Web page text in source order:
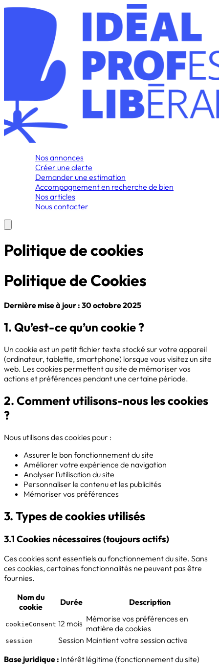
Nos annonces
Créer une alerte
Demander une estimation
Accompagnement en recherche de bien
Nos articles
Nous contacter
Politique de cookies
Politique de Cookies
Dernière mise à jour : 30 octobre 2025
1. Qu’est-ce qu’un cookie ?
Un cookie est un petit fichier texte stocké sur votre appareil
(ordinateur, tablette, smartphone) lorsque vous visitez un site
web. Les cookies permettent au site de mémoriser vos
actions et préférences pendant une certaine période.
2. Comment utilisons-nous les cookies
?
Nous utilisons des cookies pour :
Assurer le bon fonctionnement du site
Améliorer votre expérience de navigation
Analyser l’utilisation du site
Personnaliser le contenu et les publicités
Mémoriser vos préférences
3. Types de cookies utilisés
3.1 Cookies nécessaires (toujours actifs)
Ces cookies sont essentiels au fonctionnement du site. Sans
ces cookies, certaines fonctionnalités ne peuvent pas être
fournies.
Nom du
cookie
Durée Description
cookieConsent 12 mois Mémorise vos préférences en
matière de cookies
session Session Maintient votre session active
Base juridique : Intérêt légitime (fonctionnement du site)